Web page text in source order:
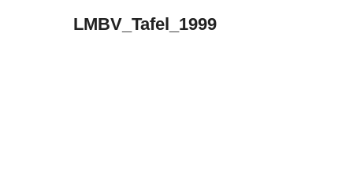
LMBV_Tafel_1999